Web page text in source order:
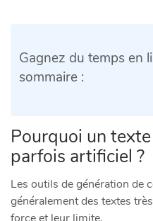
Gagnez du temps en
sommaire :
Pourquoi un
parfois artificiel ?
Les outils de génération de
généralement des textes
force et leur limite.